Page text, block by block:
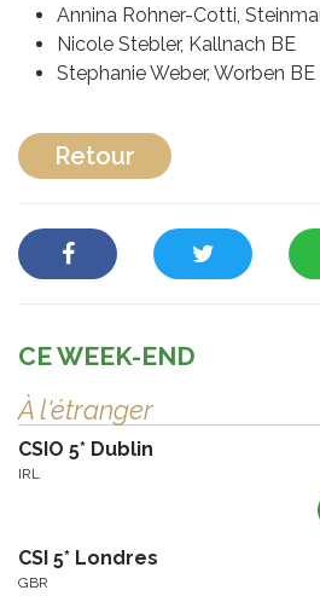
Annina Rohner-Cotti,
Nicole Stebler, Kallnach BE
Stephanie Weber, Worben
Retour
CE WEEK-END
À l'étranger
CSIO 5* Dublin
IRL
CSI 5* Londres
GBR